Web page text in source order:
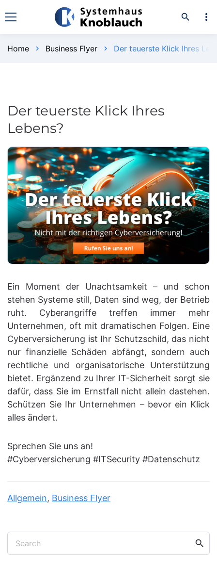
search more_vert
Home chevron_right Business Flyer chevron_right Der teuerste Klick Ihres
Der teuerste Klick Ihres
Lebens?
Ein Moment der Unachtsamkeit – und schon
stehen Systeme still, Daten sind weg, der Betrieb
ruht. Cyberangriffe treffen immer mehr
Unternehmen, oft mit dramatischen Folgen. Eine
Cyberversicherung ist Ihr Schutzschild, das nicht
nur finanzielle Schäden abfängt, sondern auch
rechtliche und organisatorische Unterstützung
bietet. Ergänzend zu Ihrer IT-Sicherheit sorgt sie
dafür, dass Sie im Ernstfall nicht allein dastehen.
Schützen Sie Ihr Unternehmen – bevor ein Klick
alles ändert.
Sprechen Sie uns an!
#Cyberversicherung #ITSecurity #Datenschutz
Allgemein, Business Flyer
Search search